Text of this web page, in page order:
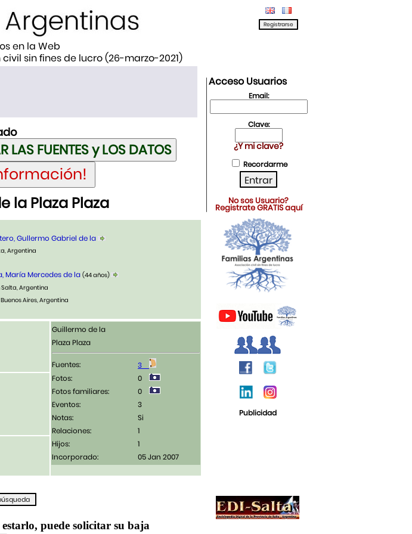
en la Web
sin fines de lucro (26-marzo-2021)
la Plaza Plaza
Gullermo Gabriel de la
Argentina
María Mercedes de la(44 años)
Salta, Argentina
Buenos Aires, Argentina
Guillermo de la
Plaza Plaza
Fuentes:
3
Fotos:
0
Fotos familiares:
0
Eventos:
3
Notas:
Si
Relaciones:
1
Hijos:
1
Incorporado:
05 Jan 2007
puede solicitar su baja
Acceso Usuarios
Email:
Clave:
¿Y mi clave?
Recordarme
No sos Usuario?
Registrate GRATIS aquí
Publicidad